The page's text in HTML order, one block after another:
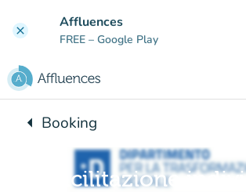
clear Affluences
FREE – Google Play
arrow_leftBack to:
Booking
Facilitazione